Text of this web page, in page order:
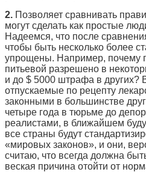
2. Позволяет сравнивать
могут сделать как простые
Надеемся, что после
чтобы быть несколько более
упрощены. Например, почему
питьевой разрешено в
и до $ 5000 штрафа в других?
отпускаемые по рецепту
законными в большинстве
четыре года в тюрьме до
реалистами, в ближайшем
все страны будут
«мировых законов», и они,
считаю, что всегда должна
веская причина отойти от